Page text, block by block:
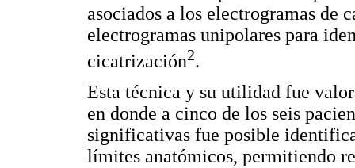
asociados a los electrogramas de
electrogramas unipolares para
cicatrización2.
Esta técnica y su utilidad fue
en donde a cinco de los seis
significativas fue posible
límites anatómicos, permitiendo